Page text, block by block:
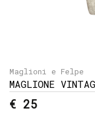
Maglioni e Felpe
MAGLIONE
€ 25